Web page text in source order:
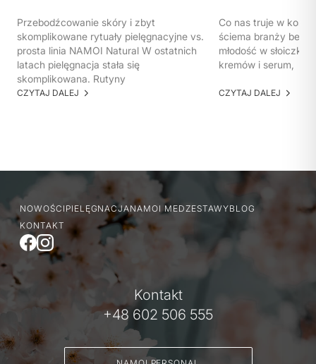
Przebodźcowanie skóry i zbyt
skomplikowane rytuały pielęgnacyjne vs.
prosta linia NAMOI Natural W ostatnich
latach pielęgnacja stała się
skomplikowana. Rutyny
CZYTAJ DALEJ
Co nas truje w
ściema branży
młodość w
kremów i serum,
CZYTAJ DALEJ
NOWOŚCI PIELĘGNACJANAMOI MEDZESTAWYBLOG
KONTAKT
Kontakt
+48 602 506 555